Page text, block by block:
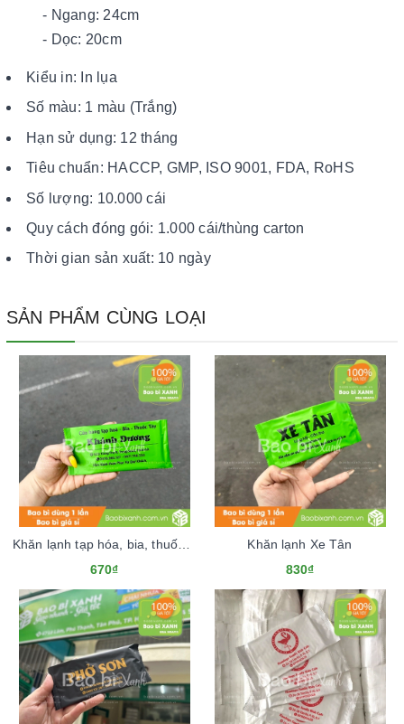
- Ngang: 24cm
- Dọc: 20cm
Kiểu in: In lụa
Số màu: 1 màu (Trắng)
Hạn sử dụng: 12 tháng
Tiêu chuẩn: HACCP, GMP, ISO 9001, FDA, RoHS
Số lượng: 10.000 cái
Quy cách đóng gói: 1.000 cái/thùng carton
Thời gian sản xuất: 10 ngày
SẢN PHẨM CÙNG LOẠI
Khăn lạnh tạp hóa, bia, thuốc tây Khánh Dương
670₫
Khăn lạnh Xe Tân
830₫